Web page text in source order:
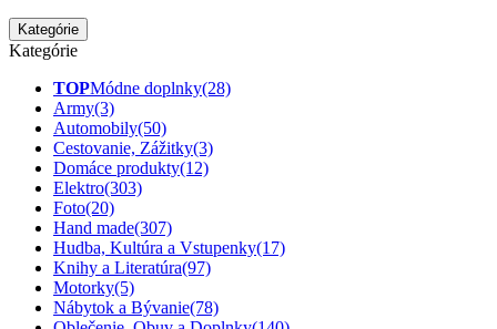
Kategórie
Kategórie
TOPMódne doplnky(28)
Army(3)
Automobily(50)
Cestovanie, Zážitky(3)
Domáce produkty(12)
Elektro(303)
Foto(20)
Hand made(307)
Hudba, Kultúra a Vstupenky(17)
Knihy a Literatúra(97)
Motorky(5)
Nábytok a Bývanie(78)